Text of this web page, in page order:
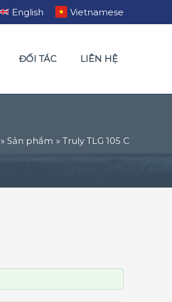
English Vietnamese
ĐỐI TÁC LIÊN HỆ
Sản phẩm Truly TLG 105 C